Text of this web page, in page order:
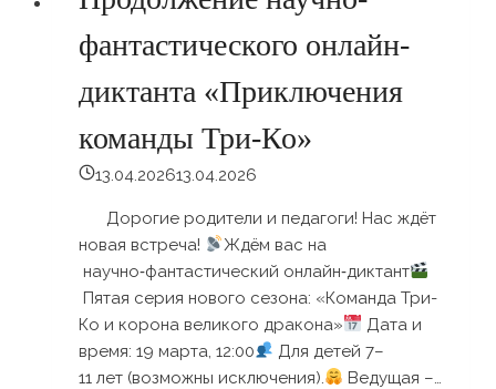
фантастического онлайн-
диктанта «Приключения
команды Три-Ко»
13.04.202613.04.2026
Дорогие родители и педагоги! Нас ждёт
новая встреча!
Ждём вас на
научно‑фантастический онлайн‑диктант
Пятая серия нового сезона: «Команда Три-
Ко и корона великого дракона»
Дата и
время: 19 марта, 12:00
Для детей 7–
11 лет (возможны исключения).
Ведущая –…